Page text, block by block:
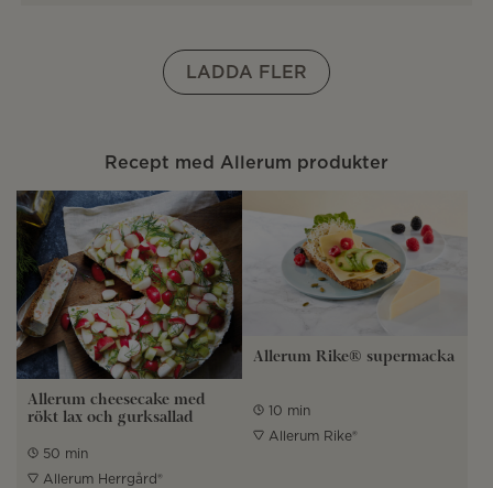
LADDA FLER
Recept med Allerum produkter
Allerum cheesecake med
rökt lax och gurksallad
50 min
Allerum Herrgård®
Allerum Rike® supermacka
10 min
Allerum Rike®